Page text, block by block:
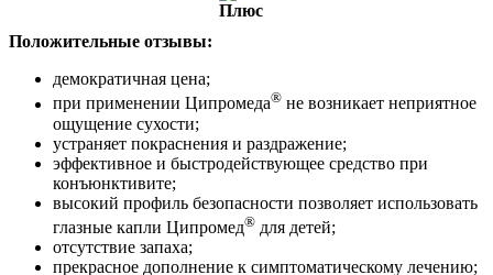
Положительные отзывы:
демократичная цена;
при применении Ципромеда® не возникает неприятное
ощущение сухости;
устраняет покраснения и раздражение;
эффективное и быстродействующее средство при
конъюнктивите;
высокий профиль безопасности позволяет использовать
глазные капли Ципромед® для детей;
отсутствие запаха;
прекрасное дополнение к симптоматическому лечению;